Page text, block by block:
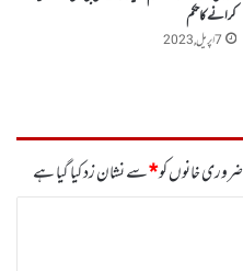
کرانے کا حکم
7 اپریل, 2023
ضروری خانوں کو*سے نشان زد کیا گیا ہے